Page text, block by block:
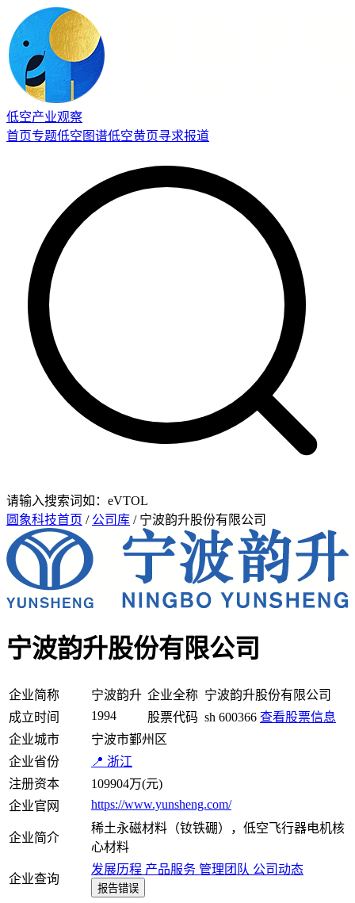
低空产业观察
首页专题低空图谱低空黄页寻求报道
请输入搜索词如：eVTOL
圆象科技首页 / 公司库 / 宁波韵升股份有限公司
宁波韵升股份有限公司
企业简称 宁波韵升 企业全称 宁波韵升股份有限公司
成立时间
1994 股票代码 sh 600366 查看股票信息
企业城市
宁波市鄞州区
企业省份
📍 浙江
注册资本
109904万(元)
企业官网
https://www.yunsheng.com/
企业简介
稀土永磁材料（钕铁硼），低空飞行器电机核
心材料
企业查询
发展历程 产品服务 管理团队 公司动态
报告错误